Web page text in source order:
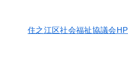
住之江区社会福祉協議会HP